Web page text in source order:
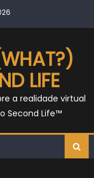
LIFE
a realidade virtual
Second Life™